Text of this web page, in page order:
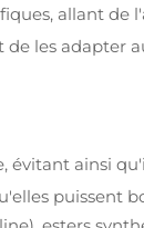
allant de
les adapter
évitant ainsi
puissent